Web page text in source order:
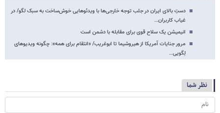
دستِ بالای ایران در جلب توجه خارجی‌ها با ویدئوهایی خوش‌ساخت به سبک لگو/ در
غیاب کاربران…
انیمیشن یک سلاح قوی برای مقابله با دشمن است
مرور جنایات آمریکا از هیروشیما تا ابوغریب/ «انتقام برای همه»: چگونه ویدیوهای
لِگویی…
نظر شما